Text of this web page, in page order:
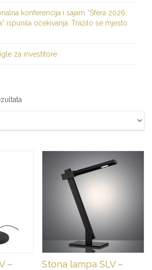
konferencija i sajam “Sfera 2026:
ispunila očekivanja: Tražilo se mjesto
za investitore
–
Stona lampa SLV –